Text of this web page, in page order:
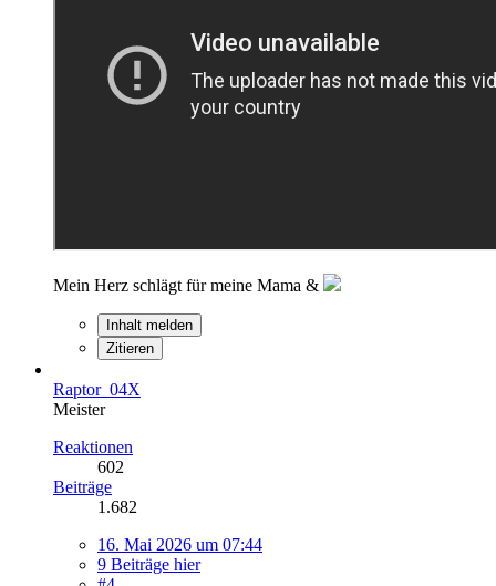
Mein Herz schlägt für meine Mama &
Inhalt melden
Zitieren
Raptor_04X
Meister
Reaktionen
602
Beiträge
1.682
16. Mai 2026 um 07:44
9 Beiträge hier